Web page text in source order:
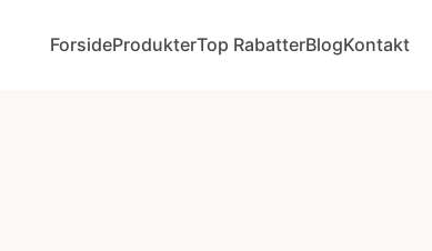
ForsideProdukterTop RabatterBlogKontakt